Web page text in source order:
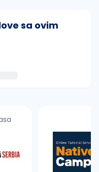
sa ovim
(koristite č, ć, š, đ,